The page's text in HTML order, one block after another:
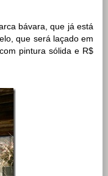
bávara, que já está
que será laçado em
pintura sólida e R$